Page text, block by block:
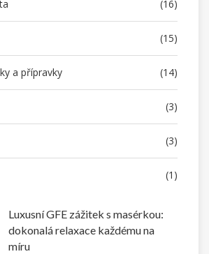
(16)
(15)
a přípravky (14)
(3)
(3)
(1)
Luxusní GFE zážitek s masérkou:
dokonalá relaxace každému na
míru